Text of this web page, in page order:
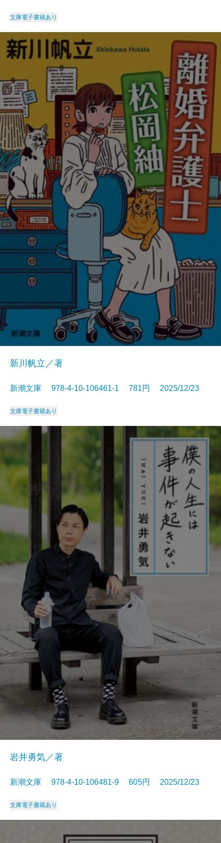
文庫電子書籍あり
新川帆立／著
新潮文庫 978-4-10-106461-1 781円 2025/12/23
文庫電子書籍あり
岩井勇気／著
新潮文庫 978-4-10-106481-9 605円 2025/12/23
文庫電子書籍あり